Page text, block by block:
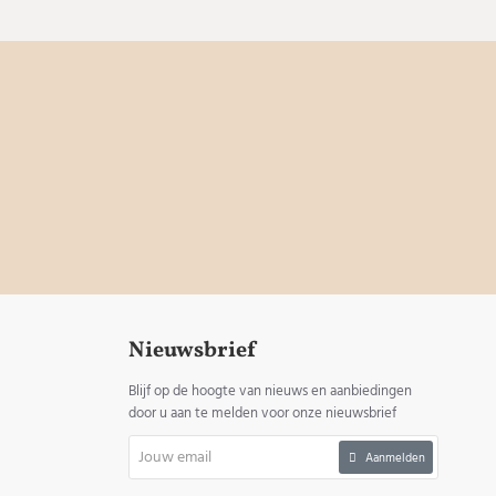
Nieuwsbrief
Blijf op de hoogte van nieuws en aanbiedingen
door u aan te melden voor onze nieuwsbrief
email
Aanmelden